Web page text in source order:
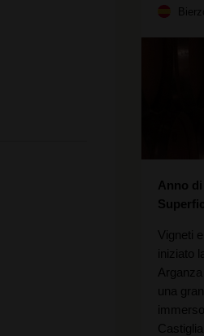
Bierzo
Anno
Vigneti
iniziato
una